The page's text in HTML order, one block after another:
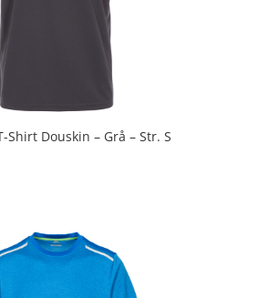
Shirt Douskin – Grå – Str. S